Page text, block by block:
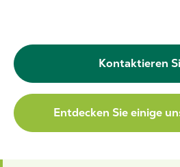
Kontaktieren
Entdecken Sie einige